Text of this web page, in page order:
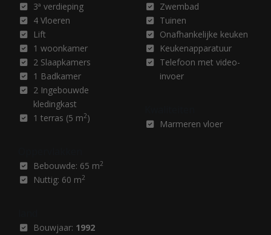
3ª verdieping
4 Vloeren
Lift
1 woonkamer
2 Slaapkamers
1 Badkamer
2 Ingebouwde
kledingkast
1 terras (5 m2)
Bebouwde: 65 m2
Nuttig: 60 m2
Bouwjaar: 1992
Zwembad
Tuinen
Onafhankelijke keuken
Keukenapparatuur
Telefoon met video-
invoer
Marmeren vloer